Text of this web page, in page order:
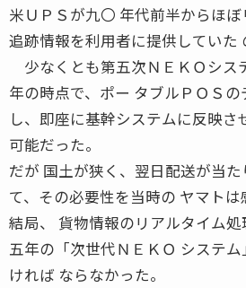
米ＵＰＳが九〇 年代前半からほ
追跡情報を利用者に提供していた
少なくとも第五次ＮＥＫＯシス
年の時点で、ポー タブルＰＯＳ
し、即座に基幹システムに反映さ
可能だった。
だが 国土が狭く、翌日配送が当
て、その必要性を当時の ヤマトは
結局、 貨物情報のリアルタイム
五年の「次世代ＮＥＫＯ システ
ければ ならなかった。